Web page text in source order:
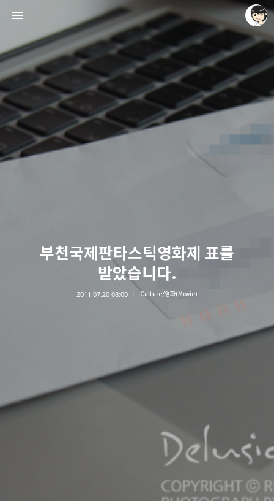
부천국제판타스틱영화제 표를
받았습니다.
2011.07.20 08:00 Culture/영화(Movie)